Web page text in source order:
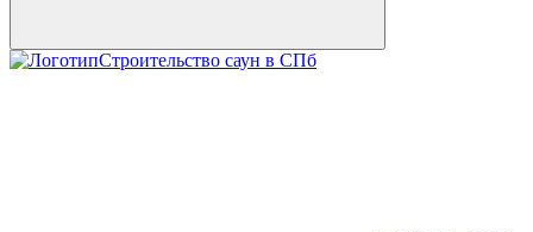
Строительство саун в СПб